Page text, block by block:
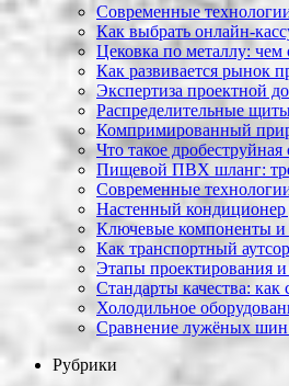
Современные
Как выбрать онлайн-
Цековка по металлу: чем
Как развивается рынок
Экспертиза проектной
Распределительные
Компримированный
Что такое
Пищевой ПВХ шланг:
Современные
Настенный кондиционер
Ключевые компоненты и
Как транспортный
Этапы проектирования
Стандарты качества:
Холодильное
Сравнение лужёных шин
Рубрики